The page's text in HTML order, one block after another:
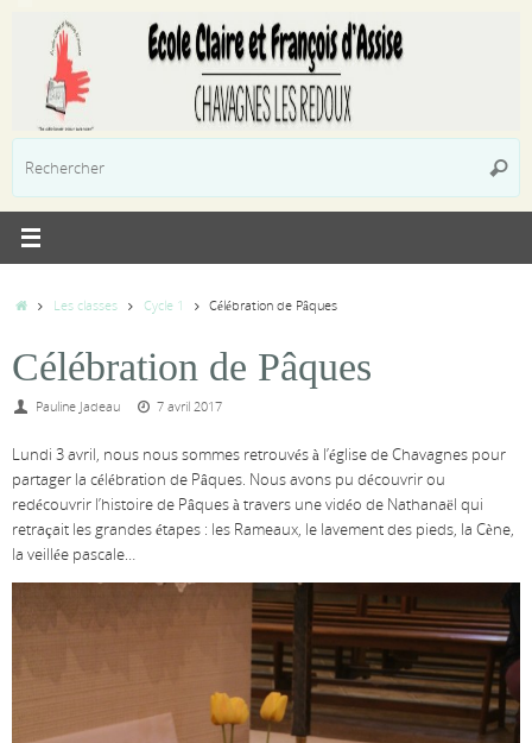
contenu
:
AccueilLes classes Cycle 1 Célébration de Pâques
Célébration de Pâques
Pauline Jadeau 7 avril 2017
Lundi 3 avril, nous nous sommes retrouvés à l’église de Chavagnes pour
partager la célébration de Pâques. Nous avons pu découvrir ou
redécouvrir l’histoire de Pâques à travers une vidéo de Nathanaël qui
retraçait les grandes étapes : les Rameaux, le lavement des pieds, la Cène,
la veillée pascale…